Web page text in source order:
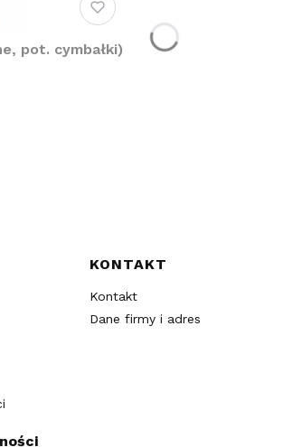
pot. cymbałki)
KONTAKT
Kontakt
Dane firmy i adres